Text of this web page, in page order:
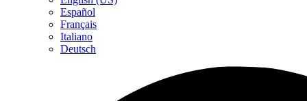
Español
Français
Italiano
Deutsch